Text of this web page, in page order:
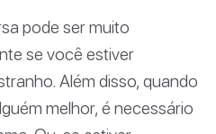
pode ser muito
se você estiver
Além disso, quando
melhor, é necessário